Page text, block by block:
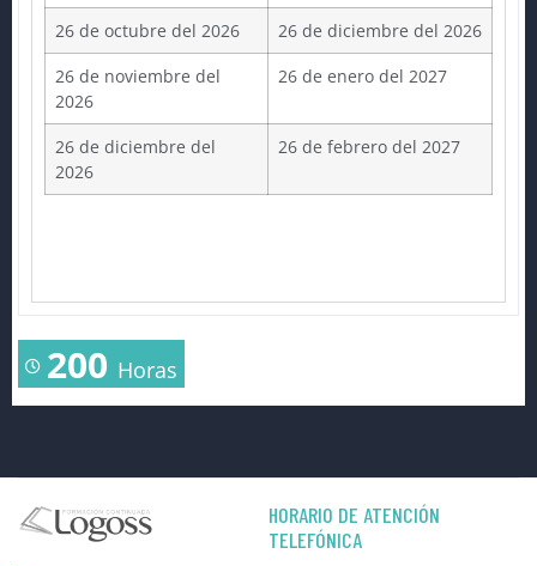
26 de octubre del 2026
26 de diciembre del 2026
26 de noviembre del
2026
26 de enero del 2027
26 de diciembre del
2026
26 de febrero del 2027
200 Horas
HORARIO DE ATENCIÓN
TELEFÓNICA